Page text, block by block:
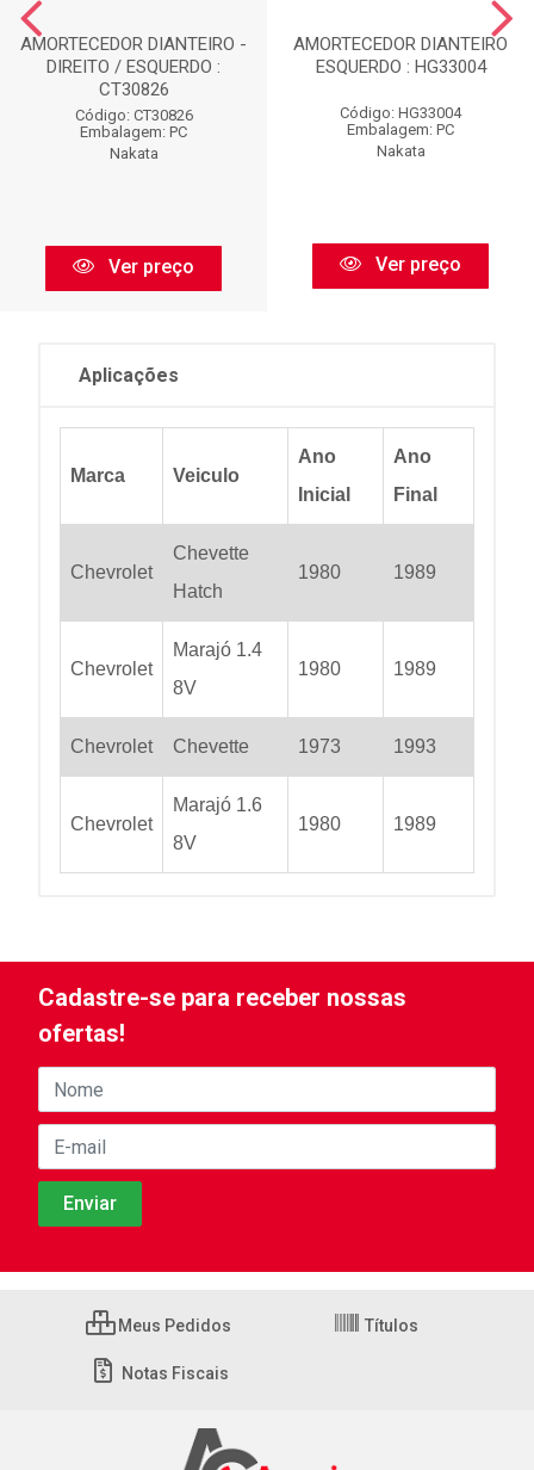
AMORTECEDOR DIANTEIRO -
DIREITO / ESQUERDO :
CT30826
Código: CT30826
Embalagem: PC
Nakata
Ver preço
AMORTECEDOR DIANTEIRO
ESQUERDO : HG33004
Código: HG33004
Embalagem: PC
Nakata
Ver preço
Aplicações
Marca Veiculo
Ano
Inicial
Ano
Final
Chevrolet
Chevette
Hatch
1980 1989
Chevrolet
Marajó 1.4
8V
1980 1989
Chevrolet Chevette 1973 1993
Chevrolet
Marajó 1.6
8V
1980 1989
Cadastre-se para receber nossas
ofertas!
Meus Pedidos Títulos
Notas Fiscais